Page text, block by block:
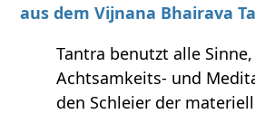
aus dem Vijnana Bhairava
Tantra benutzt alle
Achtsamkeits- und
den Schleier der